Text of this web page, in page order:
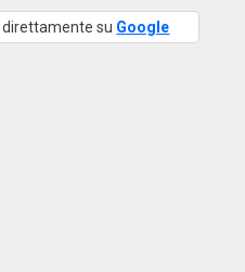
direttamente su Google